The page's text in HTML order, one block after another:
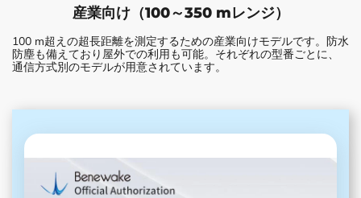
産業向け（100～350 mレンジ）
100 m超えの超長距離を測定するための産業向けモデルです。防水
防塵も備えており屋外での利用も可能。それぞれの型番ごとに、
通信方式別のモデルが用意されています。